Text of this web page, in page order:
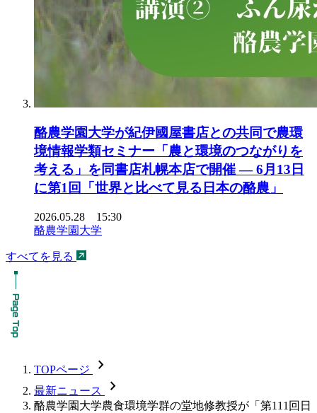
酪農学園大学が紀伊國屋書店との共同で農環
境情報学類セミナー「農と環境のつながりを
考える」を同書店札幌本店で開催 ― 6月13日
に第1回「世界と比べて見る日本の酪農」
2026.05.28 15:30
酪農学園大学
すべてを見る
TOPページ chevron_forward
最新ニュース chevron_forward
酪農学園大学農食環境学群の堂地修教授が「第111回日